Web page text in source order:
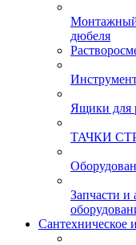
Монтажный
дюбеля
Ящики для
ТАЧКИ
Запчасти и
Сантехническое